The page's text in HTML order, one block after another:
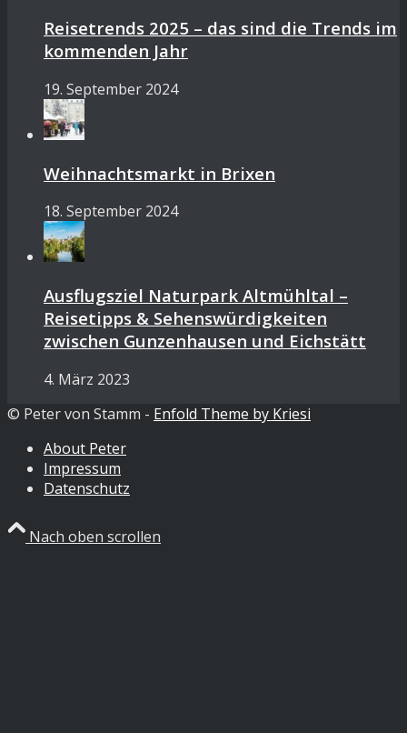
Reisetrends 2025 – das sind die Trends im
kommenden Jahr
19. September 2024
Weihnachtsmarkt in Brixen
18. September 2024
Ausflugsziel Naturpark Altmühltal –
Reisetipps & Sehenswürdigkeiten
zwischen Gunzenhausen und Eichstätt
4. März 2023
© Peter von Stamm - Enfold Theme by Kriesi
About Peter
Impressum
Datenschutz
Nach oben scrollen